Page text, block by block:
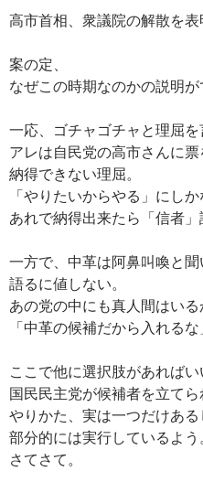
高市首相、衆議院の解散を表
案の定、
なぜこの時期なのかの説明が
一応、ゴチャゴチャと理屈を
アレは自民党の高市さんに
納得できない理屈。
「やりたいからやる」にしか
あれで納得出来たら「信者」
一方で、中革は阿鼻叫喚と聞
語るに値しない。
あの党の中にも真人間はいる
「中革の候補だから入れる
ここで他に選択肢があればい
国民民主党が候補者を立てら
やりかた、実は一つだけある
部分的には実行しているよう
さてさて。